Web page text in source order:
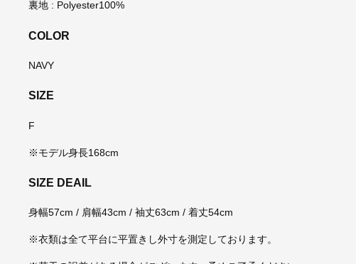
裏地 : Polyester100%
COLOR
NAVY
SIZE
F
※モデル身長168cm
SIZE DEAIL
身幅57cm / 肩幅43cm / 袖丈63cm / 着丈54cm
※衣類は全て平台に平置きし外寸を測定しております。